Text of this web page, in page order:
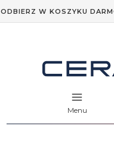
ODBIERZ W KOSZYKU
Menu